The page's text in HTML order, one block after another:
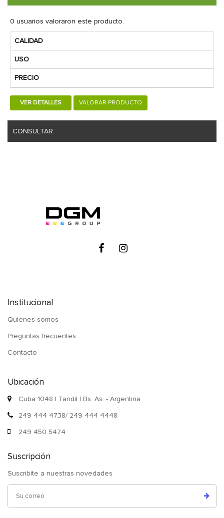
0 usuarios valoraron este producto.
CALIDAD
USO
PRECIO
VER DETALLES VALORAR PRODUCTO
CONSULTAR
Institucional
Quienes somos
Preguntas frecuentes
Contacto
Ubicación
Cuba 1048 | Tandil | Bs. As. - Argentina
249 444 4738/ 249 444 4448
249 450 5474
Suscripción
Suscribite a nuestras novedades